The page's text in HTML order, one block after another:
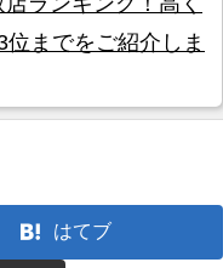
までをご紹介しま
はてブ